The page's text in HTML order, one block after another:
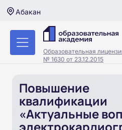
Абакан
Образовательная
№ 1630 от 23.12.2015
Повышение
квалификации
«Актуальные